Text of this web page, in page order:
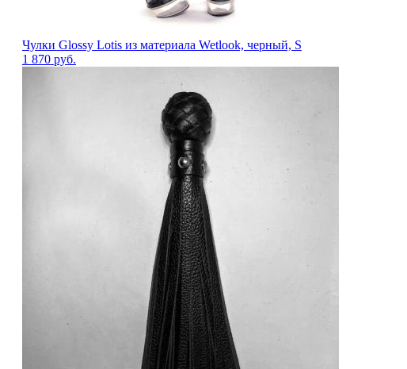
Чулки Glossy Lotis из материала Wetlook, черный, S
1 870 руб.